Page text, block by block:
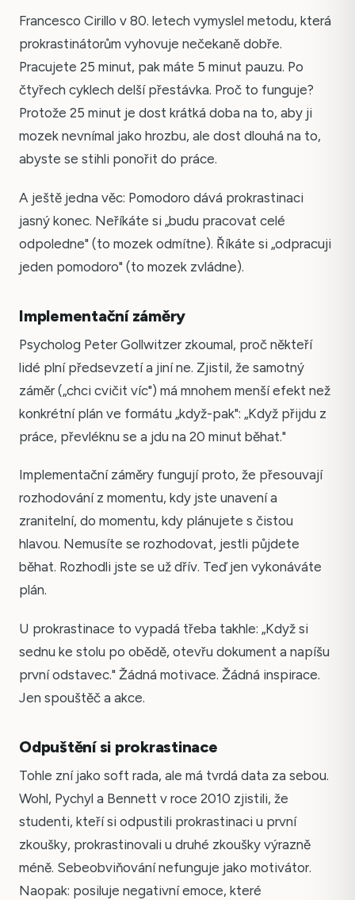
Francesco Cirillo v 80. letech vymyslel metodu, která
prokrastinátorům vyhovuje nečekaně dobře.
Pracujete 25 minut, pak máte 5 minut pauzu. Po
čtyřech cyklech delší přestávka. Proč to funguje?
Protože 25 minut je dost krátká doba na to, aby ji
mozek nevnímal jako hrozbu, ale dost dlouhá na to,
abyste se stihli ponořit do práce.
A ještě jedna věc: Pomodoro dává prokrastinaci
jasný konec. Neříkáte si „budu pracovat celé
odpoledne" (to mozek odmítne). Říkáte si „odpracuji
jeden pomodoro" (to mozek zvládne).
Implementační záměry
Psycholog Peter Gollwitzer zkoumal, proč někteří
lidé plní předsevzetí a jiní ne. Zjistil, že samotný
záměr („chci cvičit víc") má mnohem menší efekt než
konkrétní plán ve formátu „když-pak": „Když přijdu z
práce, převléknu se a jdu na 20 minut běhat."
Implementační záměry fungují proto, že přesouvají
rozhodování z momentu, kdy jste unavení a
zranitelní, do momentu, kdy plánujete s čistou
hlavou. Nemusíte se rozhodovat, jestli půjdete
běhat. Rozhodli jste se už dřív. Teď jen vykonáváte
plán.
U prokrastinace to vypadá třeba takhle: „Když si
sednu ke stolu po obědě, otevřu dokument a napíšu
první odstavec." Žádná motivace. Žádná inspirace.
Jen spouštěč a akce.
Odpuštění si prokrastinace
Tohle zní jako soft rada, ale má tvrdá data za sebou.
Wohl, Pychyl a Bennett v roce 2010 zjistili, že
studenti, kteří si odpustili prokrastinaci u první
zkoušky, prokrastinovali u druhé zkoušky výrazně
méně. Sebeobviňování nefunguje jako motivátor.
Naopak: posiluje negativní emoce, které